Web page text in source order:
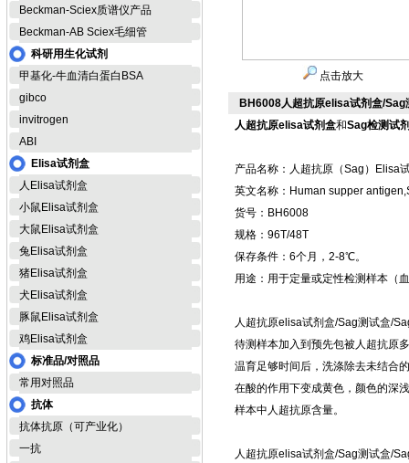
Beckman-Sciex质谱仪产品
Beckman-AB Sciex毛细管
科研用生化试剂
甲基化-牛血清白蛋白BSA
gibco
invitrogen
ABI
Elisa试剂盒
人Elisa试剂盒
小鼠Elisa试剂盒
大鼠Elisa试剂盒
兔Elisa试剂盒
猪Elisa试剂盒
犬Elisa试剂盒
豚鼠Elisa试剂盒
鸡Elisa试剂盒
标准品/对照品
常用对照品
抗体
抗体抗原（可产业化）
一抗
点击放大
BH6008人超抗原elisa试剂盒/Sag
人超抗原elisa试剂盒和Sag检测试
产品名称：人超抗原（Sag）Elisa
英文名称：Human supper
货号：BH6008
规格：96T/48T
保存条件：6个月，2-8℃。
用途：用于定量或定性检测样本（
人超抗原elisa试剂盒/Sag测试盒/
待测样本加入到预先包被人超抗原
温育足够时间后，洗涤除去未结合
在酸的作用下变成黄色，颜色的深
样本中人超抗原含量。
人超抗原elisa试剂盒/Sag测试盒/